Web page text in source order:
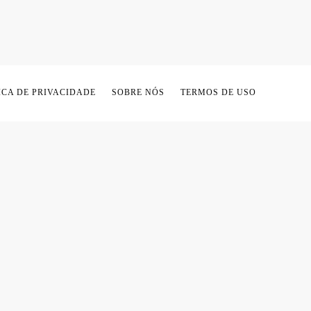
DE PRIVACIDADE SOBRE NÓS TERMOS DE USO